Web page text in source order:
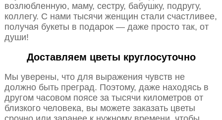
возлюбленную, маму, сестру, бабушку, подругу,
коллегу. С нами тысячи женщин стали счастливее,
получая букеты в подарок — даже просто так, от
души!
Доставляем цветы круглосуточно
Мы уверены, что для выражения чувств не
должно быть преград. Поэтому, даже находясь в
другом часовом поясе за тысячи километров от
близкого человека, вы можете заказать цветы